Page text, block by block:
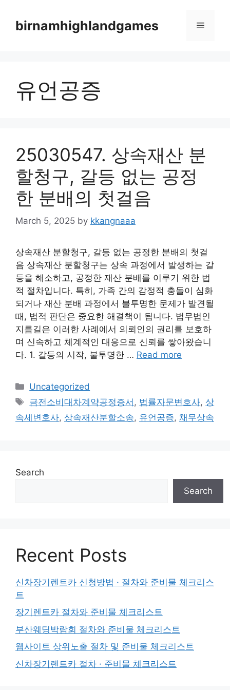
contentbirnamhighlandgames Menu
유언공증
25030547. 상속재산 분
할청구, 갈등 없는 공정
한 분배의 첫걸음
March 5, 2025 by kkangnaaa
상속재산 분할청구, 갈등 없는 공정한 분배의 첫걸
음 상속재산 분할청구는 상속 과정에서 발생하는 갈
등을 해소하고, 공정한 재산 분배를 이루기 위한 법
적 절차입니다. 특히, 가족 간의 감정적 충돌이 심화
되거나 재산 분배 과정에서 불투명한 문제가 발견될
때, 법적 판단은 중요한 해결책이 됩니다. 법무법인
지름길은 이러한 사례에서 의뢰인의 권리를 보호하
며 신속하고 체계적인 대응으로 신뢰를 쌓아왔습니
다. 1. 갈등의 시작, 불투명한 … Read more
Categories
Uncategorized
Tags
금전소비대차계약공정증서 , 법률자문변호사, 상
속세변호사, 상속재산분할소송, 유언공증, 채무상속
Search
Search
Recent Posts
신차장기렌트카 신청방법 · 절차와 준비물 체크리스
트
장기렌트카 절차와 준비물 체크리스트
부산웨딩박람회 절차와 준비물 체크리스트
웹사이트 상위노출 절차 및 준비물 체크리스트
신차장기렌트카 절차 · 준비물 체크리스트